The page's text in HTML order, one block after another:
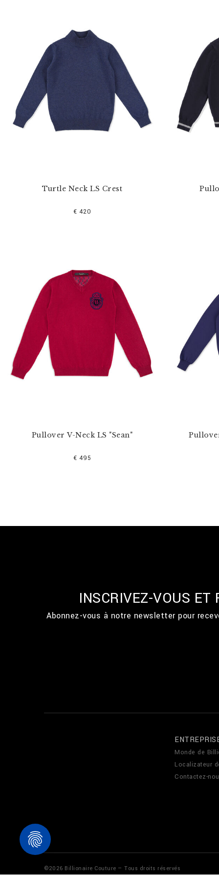
Turtle Neck LS Crest
€ 420
Pullover V-Neck LS "Sean"
€ 495
INSCRIVEZ-VOUS ET
Abonnez-vous à notre newsletter pour
Monde de
Localizateur
Contactez-
©2026 Billionaire Couture — Tous droits réservés